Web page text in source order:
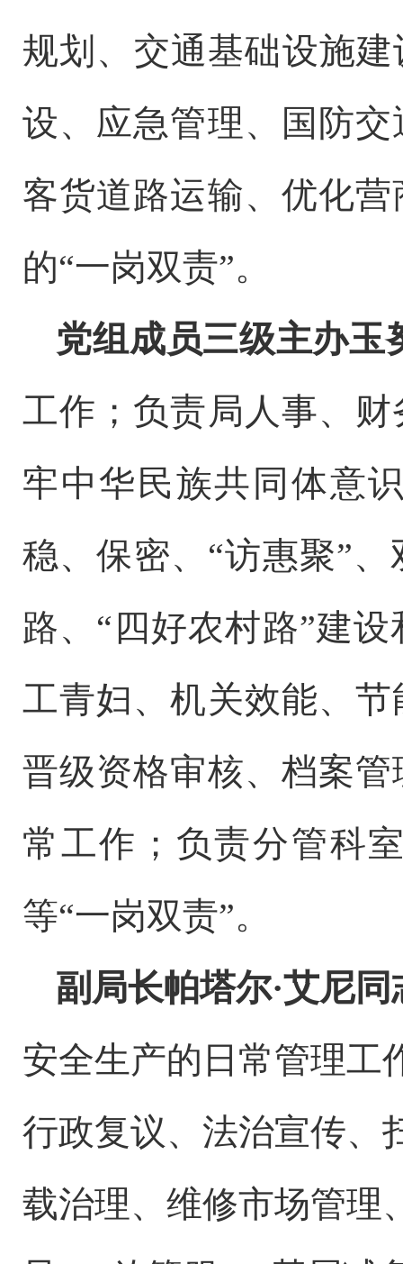
规划、交通基础设施
设、应急管理、国防
客货道路运输、优化
的“一岗双责”。
党组成员三级主办玉
工作；负责局 人事、
牢中华民族共同体意
稳、保密、 “访惠聚”、
路、 “四好农村路”建
工青妇、机关效能、
晋级资格审核、档案
常工作；负责分管科
等“一岗双责”。
副局长帕塔尔·艾尼同
安全生产的日常管理工
行政复议、法治宣传、
载治理、维修市场管理